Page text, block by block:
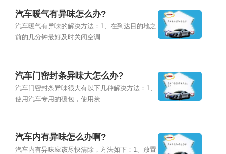
汽车暖气有异味怎么办?
汽车暖气有异味的解决方法：1、在到达目的地之
前的几分钟最好及时关闭空调...
汽车门密封条异味大怎么办?
汽车门密封条异味很大有以下几种解决方法：1、
使用汽车专用的碳包，使用炭...
汽车内有异味怎么办啊?
汽车内有异味应该尽快清除，方法如下：1、放置